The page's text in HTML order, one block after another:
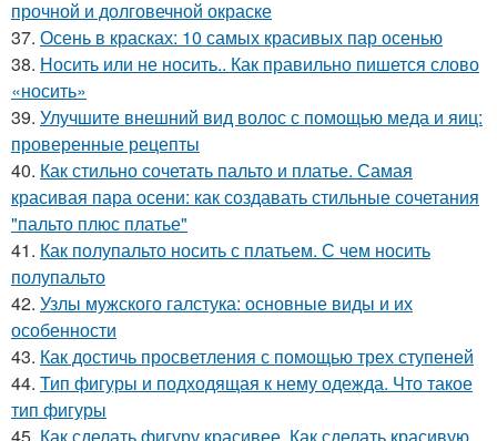
прочной и долговечной окраске
37. Осень в красках: 10 самых красивых пар осенью
38. Носить или не носить.. Как правильно пишется слово
«носить»
39. Улучшите внешний вид волос с помощью меда и яиц:
проверенные рецепты
40. Как стильно сочетать пальто и платье. Самая
красивая пара осени: как создавать стильные сочетания
"пальто плюс платье"
41. Как полупальто носить с платьем. С чем носить
полупальто
42. Узлы мужского галстука: основные виды и их
особенности
43. Как достичь просветления с помощью трех ступеней
44. Тип фигуры и подходящая к нему одежда. Что такое
тип фигуры